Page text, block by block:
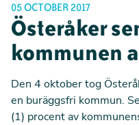
05 OCTOBER 2017
Österåker
kommunen
Den 4 oktober tog
en buräggsfri kommun.
(1) procent av